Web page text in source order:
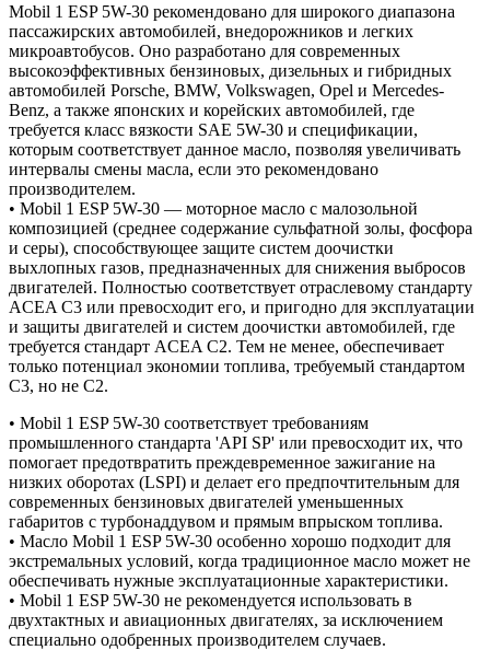
Mobil 1 ESP 5W-30 рекомендовано для широкого диапазона
пассажирских автомобилей, внедорожников и легких
микроавтобусов. Оно разработано для современных
высокоэффективных бензиновых, дизельных и гибридных
автомобилей Porsche, BMW, Volkswagen, Opel и Mercedes-
Benz, а также японских и корейских автомобилей, где
требуется класс вязкости SAE 5W-30 и спецификации,
которым соответствует данное масло, позволяя увеличивать
интервалы смены масла, если это рекомендовано
производителем.
• Mobil 1 ESP 5W-30 — моторное масло с малозольной
композицией (среднее содержание сульфатной золы, фосфора
и серы), способствующее защите систем доочистки
выхлопных газов, предназначенных для снижения выбросов
двигателей. Полностью соответствует отраслевому стандарту
ACEA C3 или превосходит его, и пригодно для эксплуатации
и защиты двигателей и систем доочистки автомобилей, где
требуется стандарт ACEA C2. Тем не менее, обеспечивает
только потенциал экономии топлива, требуемый стандартом
C3, но не C2.
• Mobil 1 ESP 5W-30 соответствует требованиям
промышленного стандарта 'API SP' или превосходит их, что
помогает предотвратить преждевременное зажигание на
низких оборотах (LSPI) и делает его предпочтительным для
современных бензиновых двигателей уменьшенных
габаритов с турбонаддувом и прямым впрыском топлива.
• Масло Mobil 1 ESP 5W-30 особенно хорошо подходит для
экстремальных условий, когда традиционное масло может не
обеспечивать нужные эксплуатационные характеристики.
• Mobil 1 ESP 5W-30 не рекомендуется использовать в
двухтактных и авиационных двигателях, за исключением
специально одобренных производителем случаев.